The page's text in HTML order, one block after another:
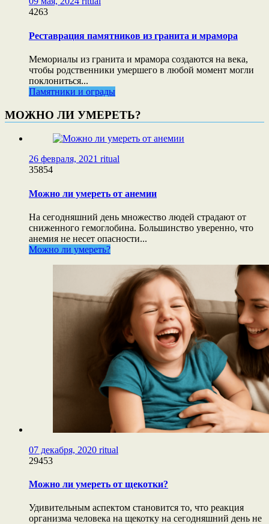
4263
Реставрация памятников из гранита и мрамора
Мемориалы из гранита и мрамора создаются на века,
чтобы родственники умершего в любой момент могли
поклониться...
Памятники и ограды
МОЖНО ЛИ УМЕРЕТЬ?
26 февраля, 2021 ritual
35854
Можно ли умереть от анемии
На сегодняшний день множество людей страдают от
сниженного гемоглобина. Большинство уверенно, что
анемия не несет опасности...
Можно ли умереть?
07 декабря, 2020 ritual
29453
Можно ли умереть от щекотки?
Удивительным аспектом становится то, что реакция
организма человека на щекотку на сегодняшний день не